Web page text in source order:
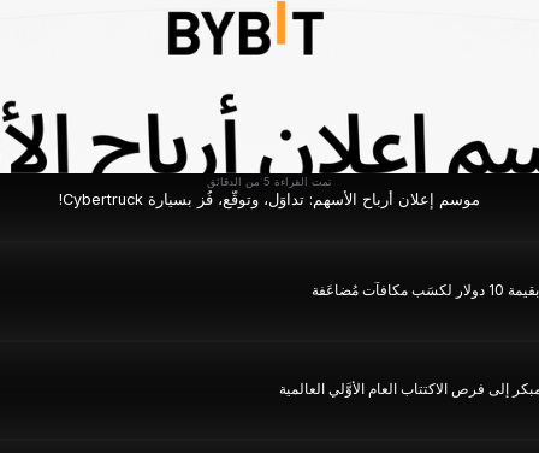
تمت القراءة 5 من الدقائق
موسم إعلان أرباح الأسهم: تداوَل، وتوقَّع، فُز بسيارة Cybertruck!